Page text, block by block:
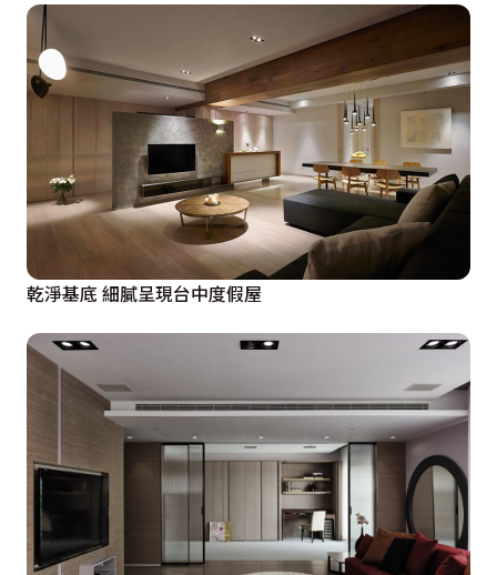
乾淨基底 細膩呈現台中度假屋